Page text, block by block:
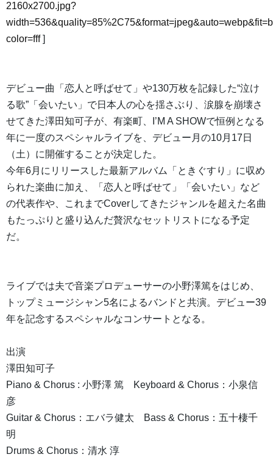
2160x2700.jpg?
color=fff]
デビュー曲「恋人と呼ばせて」や130万枚を記録した“泣け
る歌”「会いたい」で日本人の心を揺さぶり、涙腺を崩壊さ
せてきた澤田知可子が、有楽町、I’M A SHOWで恒例となる
年に一度のスペシャルライブを、デビュー月の10月17日
（土）に開催することが決定した。
今年6月にリリースした最新アルバム「ときぐすり」に収め
られた楽曲に加え、「恋人と呼ばせて」「会いたい」など
の代表作や、これまでCoverしてきたジャンルを超えた名曲
もたっぷりと盛り込んだ贅沢なセットリストになる予定
だ。
ライブでは夫で音楽プロデューサーの小野澤篤をはじめ、
トップミュージシャン5名によるバンドと共演。デビュー39
年を記念するスペシャルなコンサートとなる。
出演
澤田知可子
Piano & Chorus : 小野澤 篤 Keyboard & Chorus：小泉信
彦
Guitar & Chorus：エバラ健太 Bass & Chorus：五十棲千
明
Drums & Chorus：清水 淳